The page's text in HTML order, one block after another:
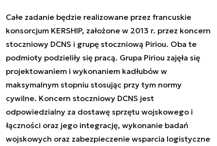
Całe zadanie będzie realizowane przez francuskie
konsorcjum KERSHIP, założone w 2013 r. przez koncern
stoczniowy DCNS i grupę stoczniową Piriou. Oba te
podmioty podzieliły się pracą. Grupa Piriou zajęła się
projektowaniem i wykonaniem kadłubów w
maksymalnym stopniu stosując przy tym normy
cywilne. Koncern stoczniowy DCNS jest
odpowiedzialny za dostawę sprzętu wojskowego i
łączności oraz jego integrację, wykonanie badań
wojskowych oraz zabezpieczenie wsparcia logistyczne